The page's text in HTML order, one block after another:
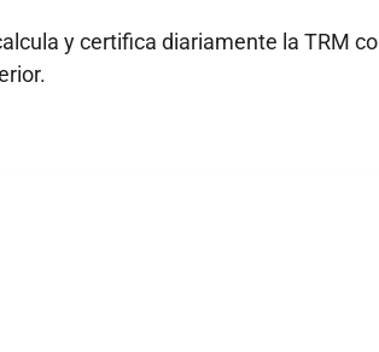
y certifica diariamente la TRM